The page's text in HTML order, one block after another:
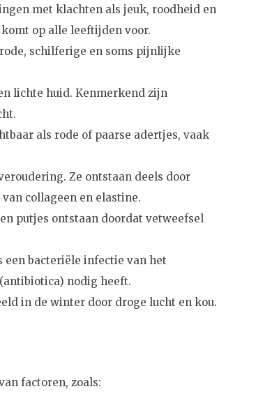
met klachten als jeuk, roodheid en
op alle leeftijden voor.
schilferige en soms pijnlijke
lichte huid. Kenmerkend zijn
als rode of paarse adertjes, vaak
Ze ontstaan deels door
collageen en elastine.
putjes ontstaan doordat vetweefsel
bacteriële infectie van het
nodig heeft.
in de winter door droge lucht en kou.
factoren, zoals: